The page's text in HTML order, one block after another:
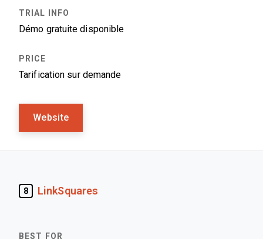
Démo gratuite disponible
Tarification sur demande
Website
8 LinkSquares